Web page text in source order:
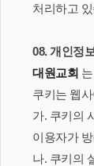
처리하고
08. 개인정
대원교회
쿠키는 웹
가. 쿠키의
이용자가
나. 쿠키의